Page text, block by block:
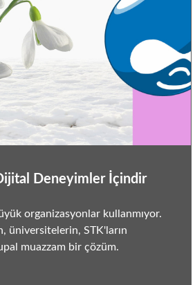
Deneyimler İçindir
organizasyonlar kullanmıyor.
üniversitelerin, STK'ların
muazzam bir çözüm.